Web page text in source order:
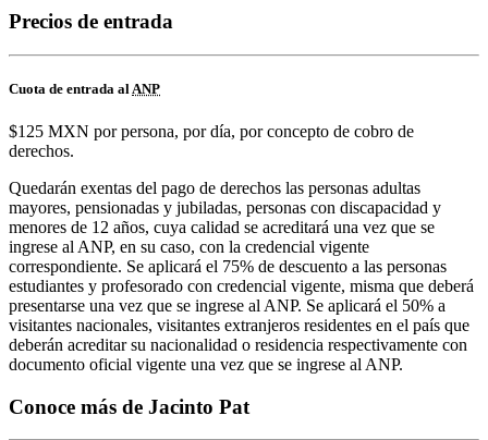
Precios de entrada
Cuota de entrada al ANP
$125 MXN por persona, por día, por concepto de cobro de
derechos.
Quedarán exentas del pago de derechos las personas adultas
mayores, pensionadas y jubiladas, personas con discapacidad y
menores de 12 años, cuya calidad se acreditará una vez que se
ingrese al ANP, en su caso, con la credencial vigente
correspondiente. Se aplicará el 75% de descuento a las personas
estudiantes y profesorado con credencial vigente, misma que deberá
presentarse una vez que se ingrese al ANP. Se aplicará el 50% a
visitantes nacionales, visitantes extranjeros residentes en el país que
deberán acreditar su nacionalidad o residencia respectivamente con
documento oficial vigente una vez que se ingrese al ANP.
Conoce más de Jacinto Pat